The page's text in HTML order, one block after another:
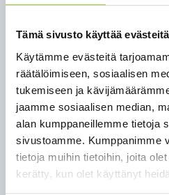
Tämä sivusto käyttää evästeitä
Käytämme evästeitä
räätälöimiseen, sosiaalisen
tukemiseen ja
jaamme sosiaalisen median,
alan kumppaneillemme tietoja
sivustoamme. Kumppanimme
tietoja muihin tietoihin, joita
kerätty, kun olet käyttänyt
sisäisesti. Erityisesti maskin
suositeltavaa julkisissa
liikennevälineissä, jos
Hakeudut
testiin
Sinulla on
sinun on
ulkopuolella
Tiedät altistuneesi